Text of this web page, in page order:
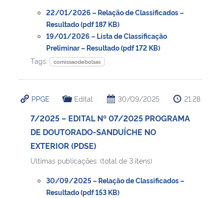
22/01/2026 – Relação de Classificados –
Resultado (pdf 187 KB)
19/01/2026 – Lista de Classificação
Preliminar – Resultado (pdf 172 KB)
Tags:
comissaodebolsas
PPGE Edital 30/09/2025 21:28
7/2025 – EDITAL Nº 07/2025 PROGRAMA
DE DOUTORADO-SANDUÍCHE NO
EXTERIOR (PDSE)
Ultimas publicações: (total de 3 itens)
30/09/2025 – Relação de Classificados –
Resultado (pdf 153 KB)